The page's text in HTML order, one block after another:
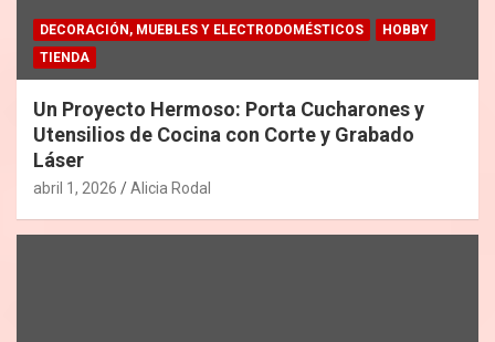
DECORACIÓN, MUEBLES Y ELECTRODOMÉSTICOS
HOBBY
TIENDA
Un Proyecto Hermoso: Porta Cucharones y
Utensilios de Cocina con Corte y Grabado
Láser
abril 1, 2026 Alicia Rodal